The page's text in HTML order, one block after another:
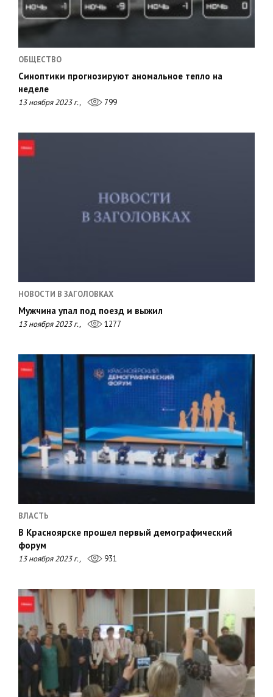
ОБЩЕСТВО
Синоптики прогнозируют аномальное тепло на
неделе
13 ноября 2023 г., 799
НОВОСТИ В ЗАГОЛОВКАХ
Мужчина упал под поезд и выжил
13 ноября 2023 г., 1277
ВЛАСТЬ
В Красноярске прошел первый демографический
форум
13 ноября 2023 г., 931